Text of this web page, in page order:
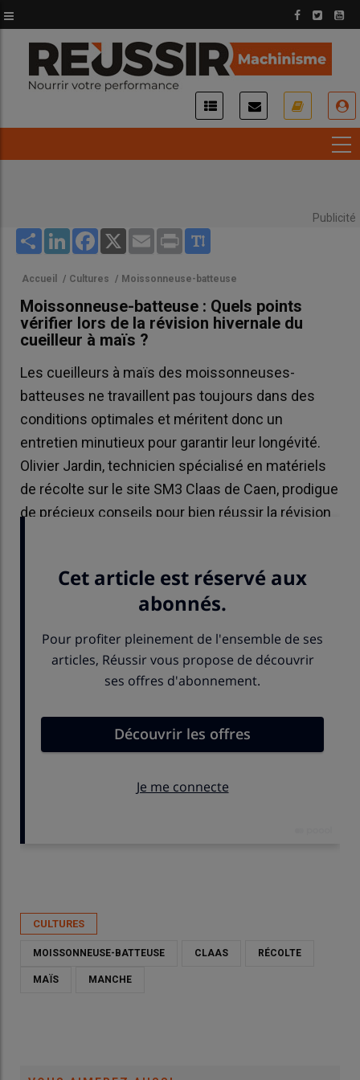
au
contenu
principal
Publicité
Share LinkedInFacebook
X Email Print
Accueil / Cultures / Moissonneuse-batteuse
Moissonneuse-batteuse : Quels points
vérifier lors de la révision hivernale du
cueilleur à maïs ?
Les cueilleurs à maïs des moissonneuses-
batteuses ne travaillent pas toujours dans des
conditions optimales et méritent donc un
entretien minutieux pour garantir leur longévité.
Olivier Jardin, technicien spécialisé en matériels
de récolte sur le site SM3 Claas de Caen, prodigue
de précieux conseils pour bien réussir la révision
CULTURES
MOISSONNEUSE-BATTEUSE CLAAS RÉCOLTE
MAÏS MANCHE